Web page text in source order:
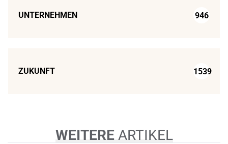
UNTERNEHMEN 946
ZUKUNFT 1539
WEITERE ARTIKEL